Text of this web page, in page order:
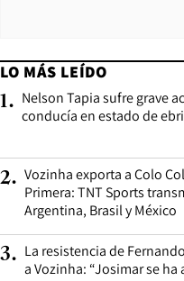
LO MÁS LEÍDO
1. Nelson Tapia sufre grave
conducía en estado de
2. Vozinha exporta a Colo
Primera: TNT Sports
Argentina, Brasil y México
3. La resistencia de
a Vozinha: “Josimar se